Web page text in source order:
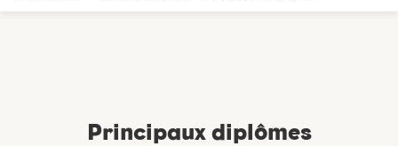
Principaux diplômes